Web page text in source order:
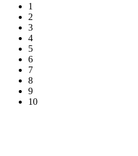
1
2
3
4
5
6
7
8
9
10